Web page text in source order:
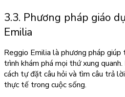
3.3. Phương pháp giáo
Emilia
Reggio Emilia là phương pháp giúp
trình khám phá mọi thứ xung
cách tự đặt câu hỏi và tìm câu trả
thực tế trong cuộc sống.